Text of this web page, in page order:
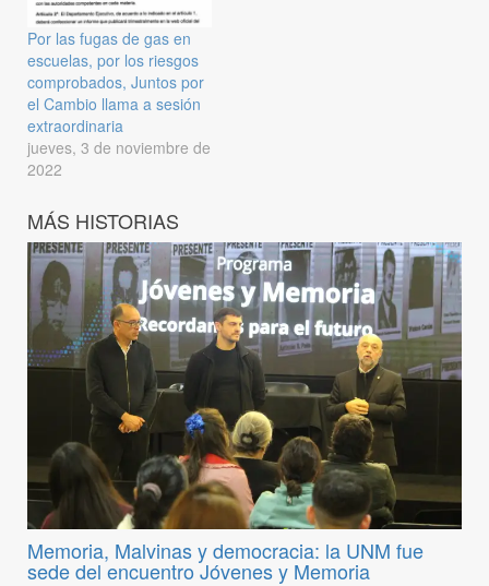
Por las fugas de gas en
escuelas, por los riesgos
comprobados, Juntos por
el Cambio llama a sesión
extraordinaria
jueves, 3 de noviembre de
2022
MÁS HISTORIAS
Memoria, Malvinas y democracia: la UNM fue
sede del encuentro Jóvenes y Memoria